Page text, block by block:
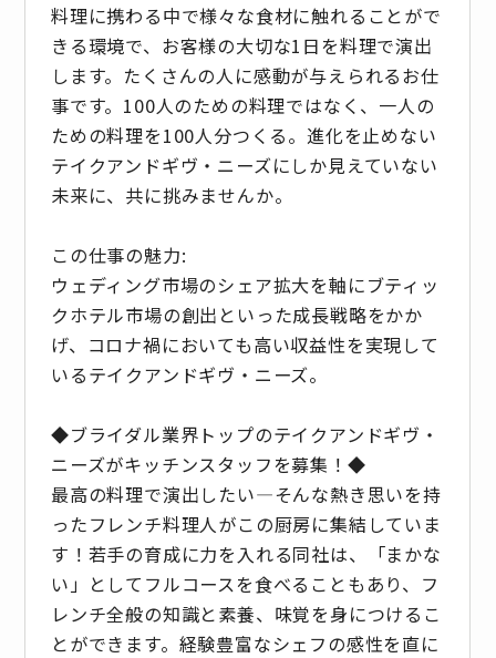
料理に携わる中で様々な食材に触れることがで
きる環境で、お客様の大切な1日を料理で演出
します。たくさんの人に感動が与えられるお仕
事です。100人のための料理ではなく、一人の
ための料理を100人分つくる。進化を止めない
テイクアンドギヴ・ニーズにしか見えていない
未来に、共に挑みませんか。
この仕事の魅力:
ウェディング市場のシェア拡大を軸にブティッ
クホテル市場の創出といった成長戦略をかか
げ、コロナ禍においても高い収益性を実現して
いるテイクアンドギヴ・ニーズ。
◆ブライダル業界トップのテイクアンドギヴ・
ニーズがキッチンスタッフを募集！◆
最高の料理で演出したい―そんな熱き思いを持
ったフレンチ料理人がこの厨房に集結していま
す！若手の育成に力を入れる同社は、「まかな
い」としてフルコースを食べることもあり、フ
レンチ全般の知識と素養、味覚を身につけるこ
とができます。経験豊富なシェフの感性を直に